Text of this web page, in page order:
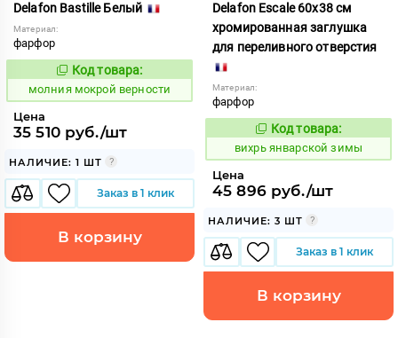
Delafon Bastille Белый
Материал:
фарфор
Код:
1007256
Код товара:
молния мокрой верности
Цена
35 510 руб./шт
НАЛИЧИЕ: 1 ШТ
Заказ в 1 клик
В корзину
Delafon Escale 60x38 см
хромированная заглушка
для переливного отверстия
Материал:
фарфор
Код:
171532
Код товара:
вихрь январской зимы
Цена
45 896 руб./шт
НАЛИЧИЕ: 3 ШТ
Заказ в 1 клик
В корзину